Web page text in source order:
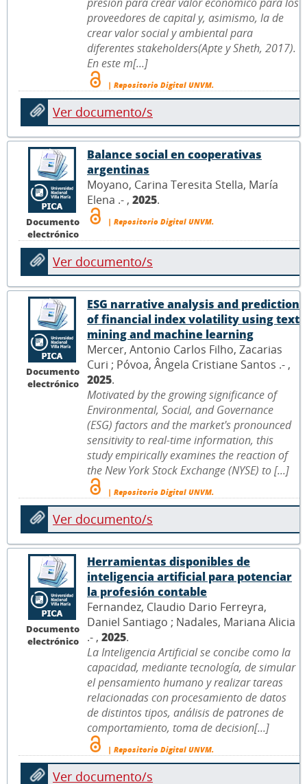
proveedores de capital y, asimismo, la de
crear valor social y ambiental para
diferentes stakeholders(Apte y Sheth, 2017).
En este m[...]
| Repositorio Digital UNVM.
Ver documento/s
Documento
electrónico
Balance social en cooperativas
argentinas
Moyano, Carina Teresita Stella, María
Elena .- , 2025.
| Repositorio Digital UNVM.
Ver documento/s
Documento
electrónico
ESG narrative analysis and prediction
of financial index volatility using text
mining and machine learning
Mercer, Antonio Carlos Filho, Zacarias
Curi ; Póvoa, Ângela Cristiane Santos .- ,
2025.
Motivated by the growing significance of
Environmental, Social, and Governance
(ESG) factors and the market's pronounced
sensitivity to real-time information, this
study empirically examines the reaction of
the New York Stock Exchange (NYSE) to [...]
| Repositorio Digital UNVM.
Ver documento/s
Documento
electrónico
Herramientas disponibles de
inteligencia artificial para potenciar
la profesión contable
Fernandez, Claudio Dario Ferreyra,
Daniel Santiago ; Nadales, Mariana Alicia
.- , 2025.
La Inteligencia Artificial se concibe como la
capacidad, mediante tecnología, de simular
el pensamiento humano y realizar tareas
relacionadas con procesamiento de datos
de distintos tipos, análisis de patrones de
comportamiento, toma de decision[...]
| Repositorio Digital UNVM.
Ver documento/s